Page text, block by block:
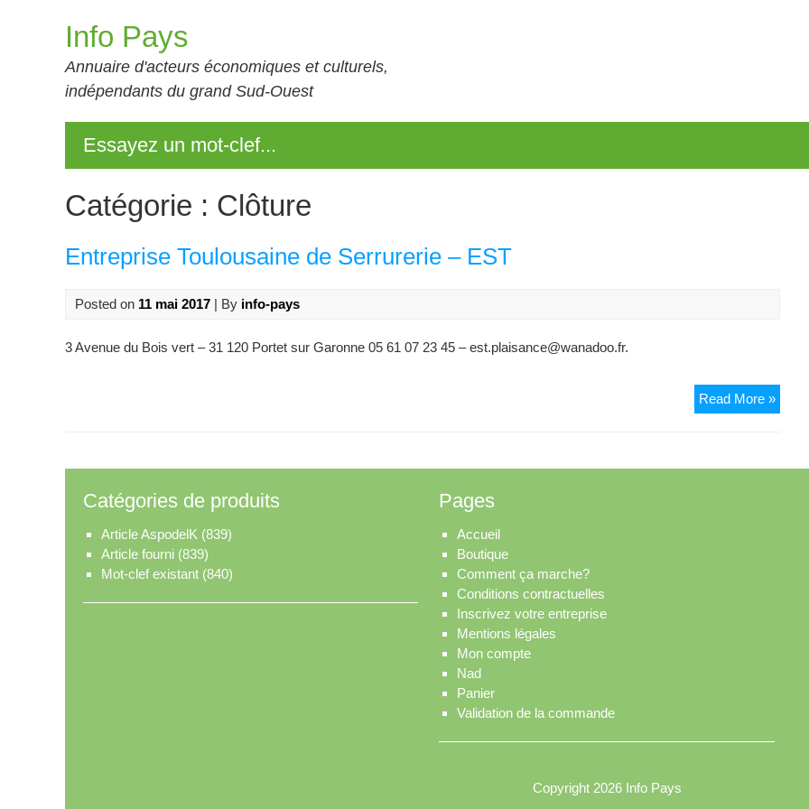
Info Pays
Annuaire d'acteurs économiques et culturels,
indépendants du grand Sud-Ouest
Essayez un mot-clef...
Catégorie : Clôture
Entreprise Toulousaine de Serrurerie – EST
Posted on 11 mai 2017 | By info-pays
3 Avenue du Bois vert – 31 120 Portet sur Garonne 05 61 07 23 45 – est.plaisance@wanadoo.fr.
Read More »
Catégories de produits
Article AspodelK (839)
Article fourni (839)
Mot-clef existant (840)
Pages
Accueil
Boutique
Comment ça marche?
Conditions contractuelles
Inscrivez votre entreprise
Mentions légales
Mon compte
Nad
Panier
Validation de la commande
Copyright 2026 Info Pays